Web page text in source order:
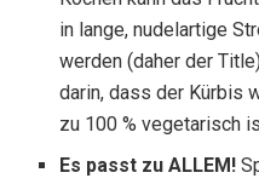
in lange, nudelartige
werden (daher der
darin, dass der Kürbis
zu 100 % vegetarisch
Es passt zu ALLEM!